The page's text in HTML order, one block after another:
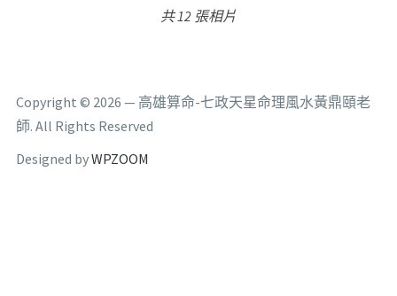
共 6 張相片
Copyright © 2026 — 高雄算命-七政天星命理風水黃鼎頤老
師. All Rights Reserved
Designed byWPZOOM